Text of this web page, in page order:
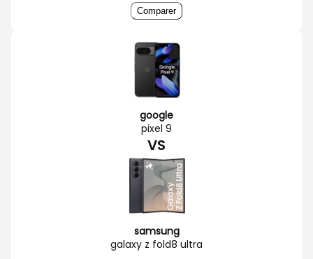
Comparer
google
pixel 9
VS
samsung
galaxy z fold8 ultra